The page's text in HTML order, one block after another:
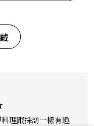
理跟採訪一樣有趣